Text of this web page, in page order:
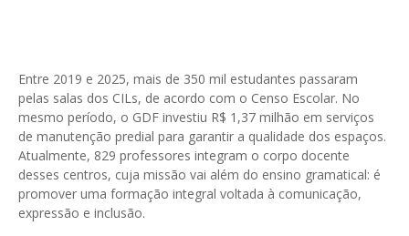
Entre 2019 e 2025, mais de 350 mil estudantes passaram
pelas salas dos CILs, de acordo com o Censo Escolar. No
mesmo período, o GDF investiu R$ 1,37 milhão em serviços
de manutenção predial para garantir a qualidade dos espaços.
Atualmente, 829 professores integram o corpo docente
desses centros, cuja missão vai além do ensino gramatical: é
promover uma formação integral voltada à comunicação,
expressão e inclusão.